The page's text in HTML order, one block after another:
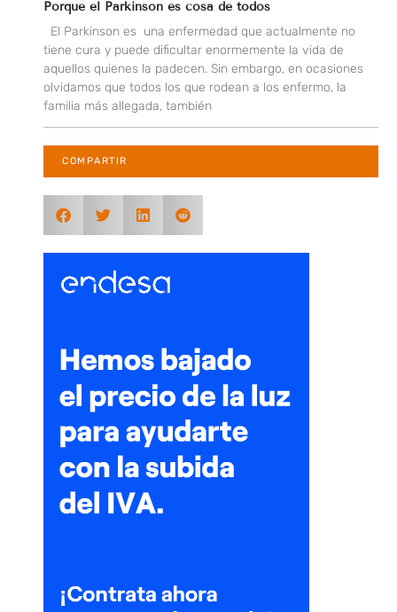
Porque el Parkinson es cosa de todos
El Parkinson es una enfermedad que actualmente no
tiene cura y puede dificultar enormemente la vida de
aquellos quienes la padecen. Sin embargo, en ocasiones
olvidamos que todos los que rodean a los enfermo, la
familia más allegada, también
COMPARTIR